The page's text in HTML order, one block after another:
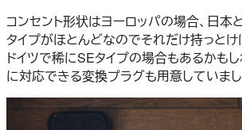
コンセント形状はヨーロッパの場合、日
タイプがほとんどなのでそれだけ持っと
ドイツで稀にSEタイプの場合もあるかも
に対応できる変換プラグも用意していま